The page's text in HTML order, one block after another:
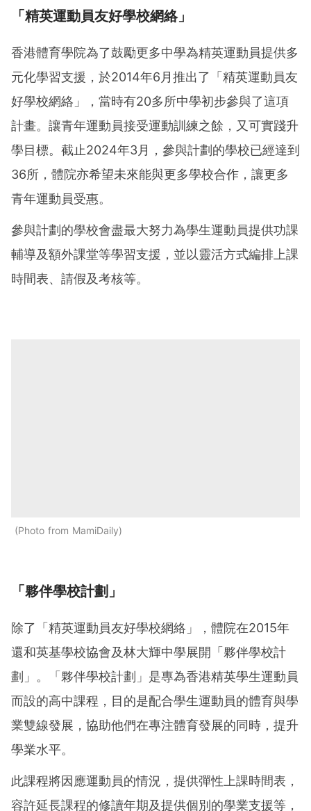
「精英運動員友好學校網絡」
香港體育學院為了鼓勵更多中學為精英運動員提供多
元化學習支援，於2014年6月推出了「精英運動員友
好學校網絡」，當時有20多所中學初步參與了這項
計畫。讓青年運動員接受運動訓練之餘，又可實踐升
學目標。截止2024年3月，參與計劃的學校已經達到
36所，體院亦希望未來能與更多學校合作，讓更多
青年運動員受惠。
參與計劃的學校會盡最大努力為學生運動員提供功課
輔導及額外課堂等學習支援，並以靈活方式編排上課
時間表、請假及考核等。
Photo from MamiDaily
「夥伴學校計劃」
除了「精英運動員友好學校網絡」，體院在2015年
還和英基學校協會及林大輝中學展開「夥伴學校計
劃」。「夥伴學校計劃」是專為香港精英學生運動員
而設的高中課程，目的是配合學生運動員的體育與學
業雙線發展，協助他們在專注體育發展的同時，提升
學業水平。
此課程將因應運動員的情況，提供彈性上課時間表，
容許延長課程的修讀年期及提供個別的學業支援等，